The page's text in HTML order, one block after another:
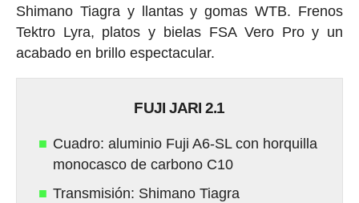
Shimano Tiagra y llantas y gomas WTB. Frenos
Tektro Lyra, platos y bielas FSA Vero Pro y un
acabado en brillo espectacular.
FUJI JARI 2.1
Cuadro: aluminio Fuji A6-SL con horquilla
monocasco de carbono C10
Transmisión: Shimano Tiagra